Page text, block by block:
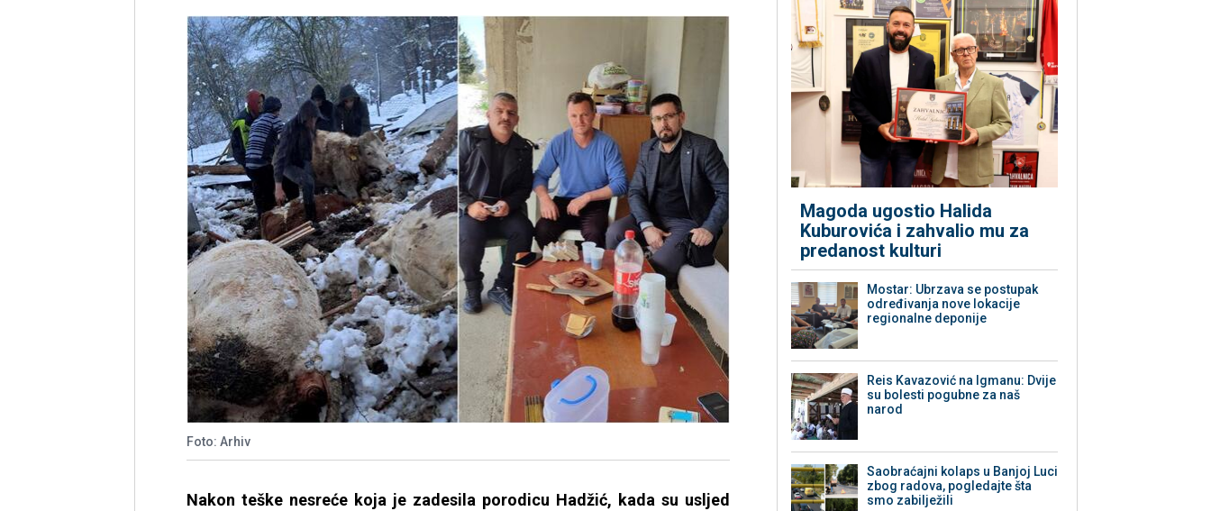
Foto: Arhiv
Nakon teške nesreće koja je zadesila porodicu Hadžić, kada su usljed
Magoda ugostio Halida
Kuburovića i zahvalio mu za
predanost kulturi
Mostar: Ubrzava se postupak
određivanja nove lokacije
regionalne deponije
Reis Kavazović na Igmanu: Dvije
su bolesti pogubne za naš
narod
Saobraćajni kolaps u Banjoj Luci
zbog radova, pogledajte šta
smo zabilježili